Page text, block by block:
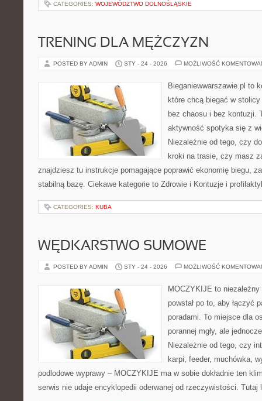
CATEGORIES: WOJEWÓDZTWO DOLNOŚLĄSKIE
TRENING DLA MĘŻCZYZN
POSTED BY ADMIN STY - 24 - 2026 MOŻLIWOŚĆ
Bieganiewwarszawie.pl to
które chcą biegać w
bez chaosu i bez kontuzji.
aktywność spotyka się z
Niezależnie od tego, czy
kroki na trasie, czy masz
znajdziesz tu instrukcje pomagające poprawić ekonomię biegu,
stabilną bazę. Ciekawe kategorie to Zdrowie i Kontuzje i
CATEGORIES: KUBA
WĘDKARSTWO SUMOWE
POSTED BY ADMIN STY - 24 - 2026 MOŻLIWOŚĆ
MOCZYKIJE to
powstał po to, aby łączyć
poradami. To miejsce dla
porannej mgły, ale
Niezależnie od tego, czy
karpi, feeder, muchówka,
podlodowe wyprawy – MOCZYKIJE ma w sobie dokładnie ten
serwis nie udaje encyklopedii oderwanej od rzeczywistości.